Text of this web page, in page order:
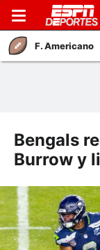
F. Americano
Bengals
Burrow y